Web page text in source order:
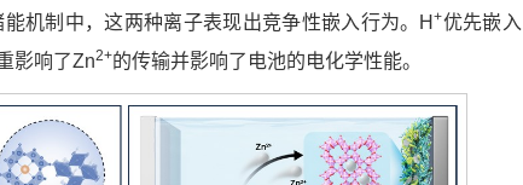
能机制中，这两种离子表现出竞争性嵌入行为。H+优先嵌入
影响了Zn2+的传输并影响了电池的电化学性能。